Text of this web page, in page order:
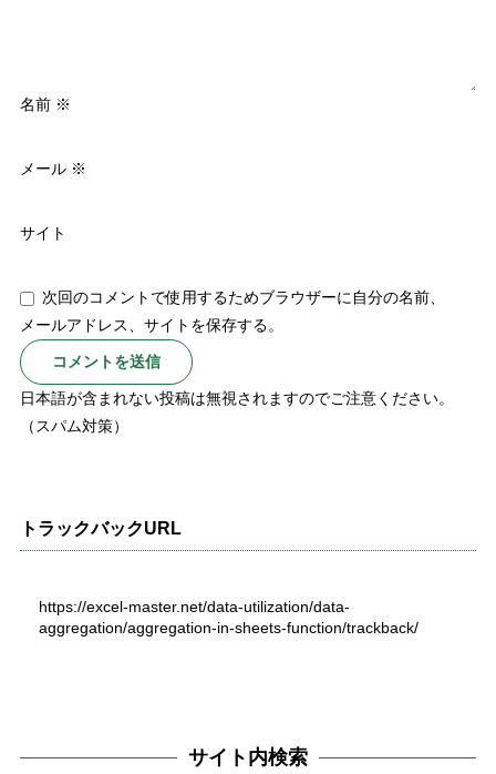
名前 ※
メール ※
サイト
次回のコメントで使用するためブラウザーに自分の名前、
メールアドレス、サイトを保存する。
日本語が含まれない投稿は無視されますのでご注意ください。
（スパム対策）
トラックバックURL
https://excel-master.net/data-utilization/data-
aggregation/aggregation-in-sheets-function/trackback/
サイト内検索